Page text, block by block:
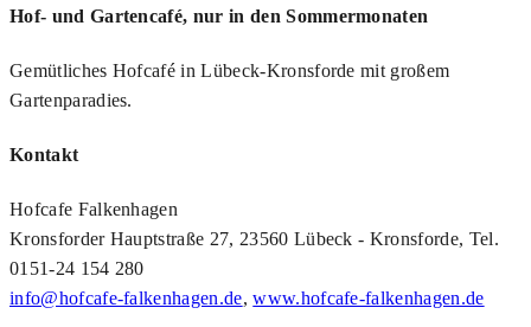
Hof- und Gartencafé, nur in den Sommermonaten
Gemütliches Hofcafé in Lübeck-Kronsforde mit großem
Gartenparadies.
Kontakt
Hofcafe Falkenhagen
Kronsforder Hauptstraße 27, 23560 Lübeck - Kronsforde, Tel.
0151-24 154 280
info@hofcafe-falkenhagen.de,www.hofcafe-falkenhagen.de